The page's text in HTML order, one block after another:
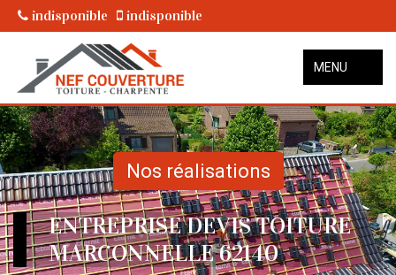
indisponible indisponible
MENU
Nos réalisations
ENTREPRISE DEVIS TOITURE
MARCONNELLE 62140